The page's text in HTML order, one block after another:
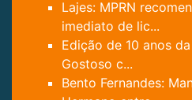
Lajes: MPRN
imediato de lic...
Edição de 10 anos
Gostoso c...
Bento Fernandes: